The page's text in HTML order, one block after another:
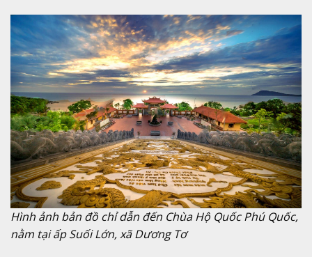
Hình ảnh bản đồ chỉ dẫn đến Chùa Hộ Quốc Phú Quốc,
nằm tại ấp Suối Lớn, xã Dương Tơ